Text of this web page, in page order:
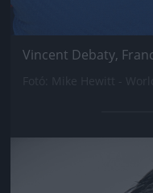
Vincent Debaty,